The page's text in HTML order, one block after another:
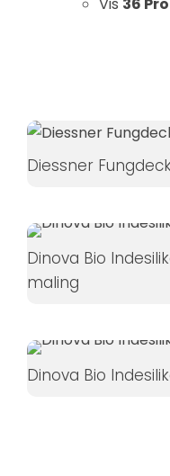
Vis 36
Diessner
Dinova Bio
maling
Dinova Bio
funktioner fra
Ved at
dele dine
interesser
når du
besøger